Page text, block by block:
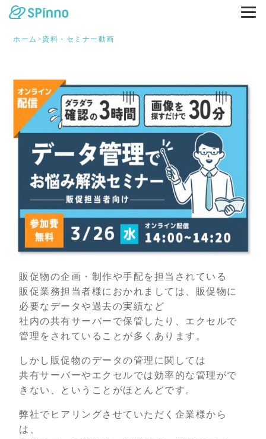
ホーム > 資料・セミナー動画
販促物の企画・制作や手配を担当されている
販促業務担当者様におかれましては、販促物に
必要なデータや過去の実績など
社内の共有サーバーで保管したり、エクセルで
管理をされていることが多くあります。
しかし販促物のデータの管理に関しては
共有サーバーやエクセルでは効率的な管理がで
きない、ということがほとんどです。
弊社でヒアリングさせていただく企業様から
は、